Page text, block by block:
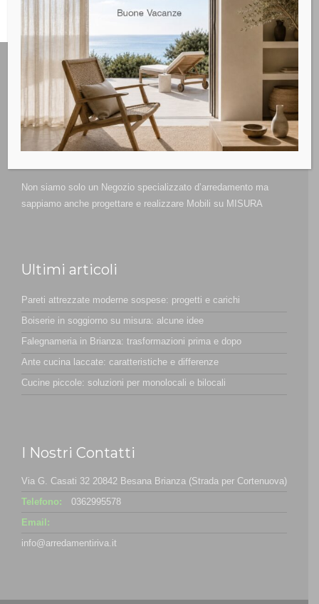
Non siamo solo un Negozio specializzato d’arredamento ma
sappiamo anche progettare e realizzare Mobili su MISURA
Ultimi articoli
Pareti attrezzate moderne sospese: progetti e carichi
Boiserie in soggiorno su misura: alcune idee
Falegnameria in Brianza: trasformazioni prima e dopo
Ante cucina laccate: caratteristiche e differenze
Cucine piccole: soluzioni per monolocali e bilocali
I Nostri Contatti
Via G. Casati 32 20842 Besana Brianza (Strada per Cortenuova)
Telefono:
0362995578
Email:
info@arredamentiriva.it